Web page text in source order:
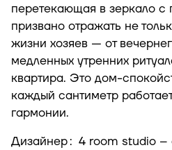
перетекающая в зеркало с
призвано отражать не
жизни хозяев — от
медленных утренних
квартира. Это дом-
каждый сантиметр
гармонии.
Дизайнер: 4 room studio –